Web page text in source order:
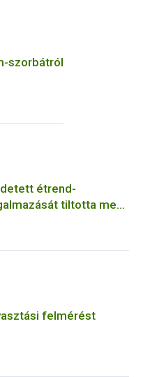
szorbátról
étrend-
tiltotta meg
felmérést